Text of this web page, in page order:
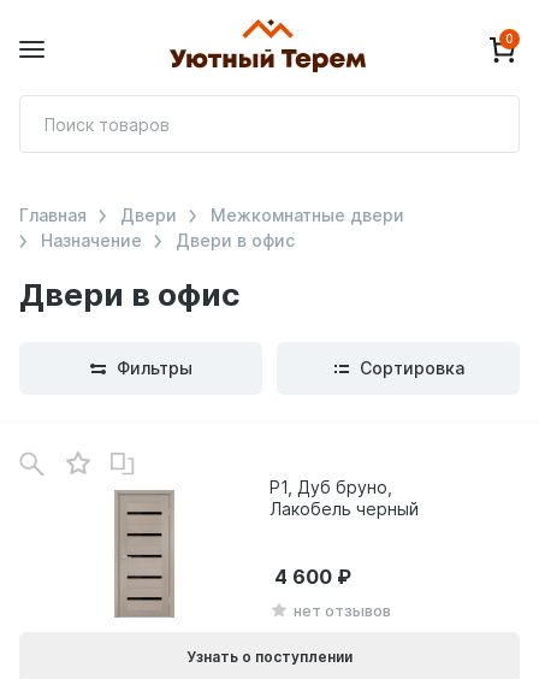
0
Двери в офис
Главная Двери
Межкомнатные двери
Назначение
Двери в офис
Фильтры Сортировка
P1, Дуб бруно,
Лакобель черный
нет отзывов
4 600
Узнать о поступлении